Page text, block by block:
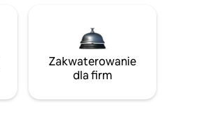
Zakwaterowanie
dla firm